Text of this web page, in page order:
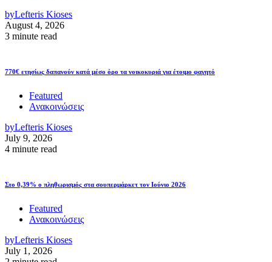
byLefteris Kioses
August 4, 2026
3 minute read
770€ ετησίως δαπανούν κατά μέσο όρο τα νοικοκυριά για έτοιμο φαγητό
Featured
Ανακοινώσεις
byLefteris Kioses
July 9, 2026
4 minute read
Στο 0,39% ο πληθωρισμός στα σουπερμάρκετ τον Ιούνιο 2026
Featured
Ανακοινώσεις
byLefteris Kioses
July 1, 2026